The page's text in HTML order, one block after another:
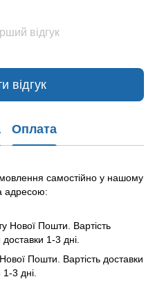
відгук
відгук
Оплата
самостійно у нашому
адресою:
Нової Пошти. Вартість
1-3 дні.
Пошти. Вартість доставки
3 дні.